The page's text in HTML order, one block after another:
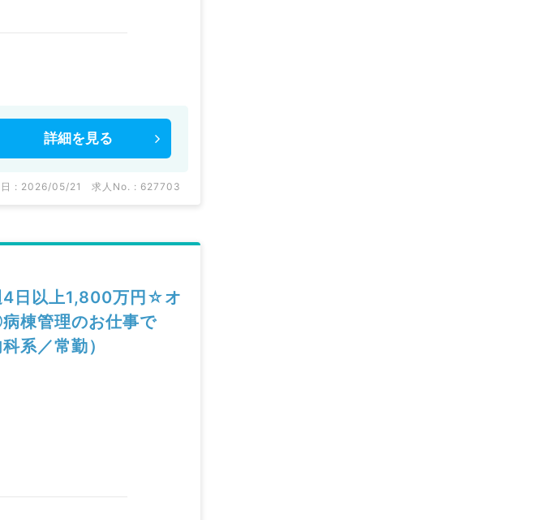
こと、詳細を 見る
日 : 2026/05/21 求人No. : 627703
4日以上1,800万円☆オ
棟管理のお仕事で
系／常勤）